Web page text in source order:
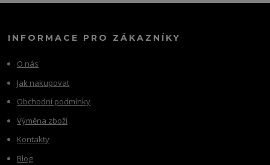
INFORMACE PRO ZÁKAZNÍKY
O nás
Jak nakupovat
Obchodní podmínky
Výměna zboží
Kontakty
Blog